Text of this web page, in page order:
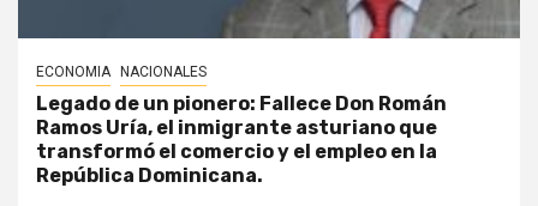
ECONOMIA NACIONALES
Legado de un pionero: Fallece Don Román
Ramos Uría, el inmigrante asturiano que
transformó el comercio y el empleo en la
República Dominicana.